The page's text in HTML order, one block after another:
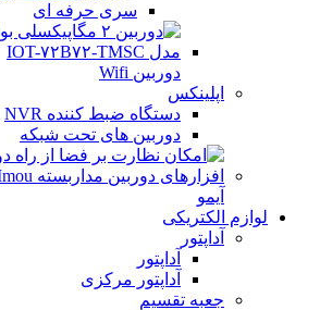
سری حرفه ای
دوربین Wifi
اپلینکس
دستگاه ضبط کننده NVR
دوربین های تحت شبکه
آیمو
لوازم الکتریکی
آداپتور
آداپتور
آداپتور مرکزی
جعبه تقسیم